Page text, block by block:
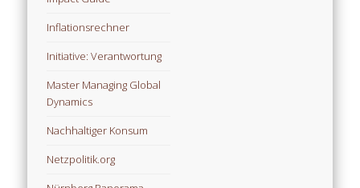
Inflationsrechner
Initiative: Verantwortung
Master Managing Global
Dynamics
Nachhaltiger Konsum
Netzpolitik.org